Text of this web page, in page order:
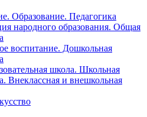
Образование. Педагогика
народного образования. Общая
воспитание. Дошкольная
школа. Школьная
Внеклассная и внешкольная